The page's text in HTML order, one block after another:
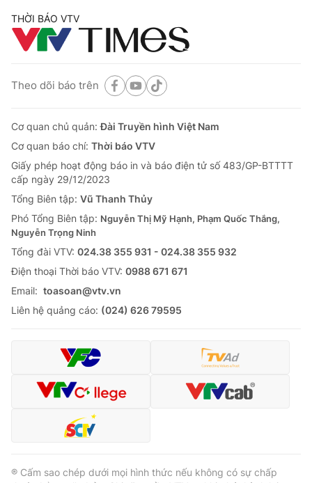
THỜI BÁO VTV
Theo dõi báo trên
Cơ quan chủ quản:Đài Truyền hình Việt Nam
Cơ quan báo chí: Thời báo VTV
Giấy phép hoạt động báo in và báo điện tử số 483/GP-BTTTT
cấp ngày 29/12/2023
Tổng Biên tập: Vũ Thanh Thủy
Phó Tổng Biên tập: Nguyễn Thị Mỹ Hạnh, Phạm Quốc Thắng,
Nguyễn Trọng Ninh
Tổng đài VTV: 024.38 355 931 - 024.38 355 932
Ðiện thoại Thời báo VTV: 0988 671 671
Email: toasoan@vtv.vn
Liên hệ quảng cáo: (024) 626 79595
® Cấm sao chép dưới mọi hình thức nếu không có sự chấp